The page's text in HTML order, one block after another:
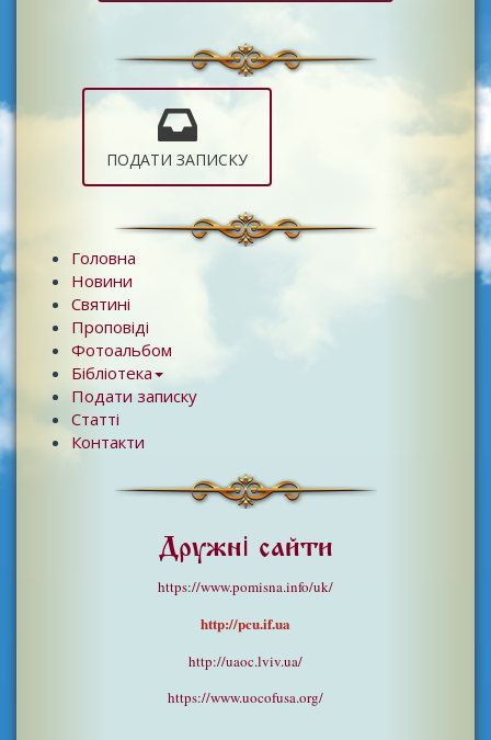
ПОДАТИ ЗАПИСКУ
Головна
Новини
Святині
Проповіді
Фотоальбом
Бібліотека
Подати записку
Статті
Контакти
Дружні сайти
https://www.pomisna.info/uk/
http://pcu.if.ua
http://uaoc.lviv.ua/
https://www.uocofusa.org/